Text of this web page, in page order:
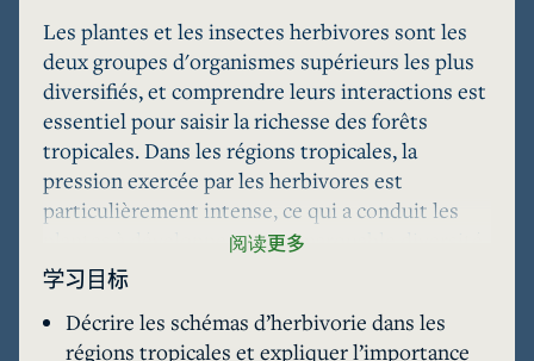
Les plantes et les insectes herbivores sont les
deux groupes d'organismes supérieurs les plus
diversifiés, et comprendre leurs interactions est
essentiel pour saisir la richesse des forêts
tropicales. Dans les régions tropicales, la
pression exercée par les herbivores est
particulièrement intense, ce qui a conduit les
plantes à développer une remarquable diversité
de stratégies de défense, parmi lesquelles : i) les
métabolites secondaires ; ii) les nutriments
foliaires ; iii) la dureté des feuilles ; iv) les
阅读更多
学习目标
Décrire les schémas d’herbivorie dans les
régions tropicales et expliquer l’importance